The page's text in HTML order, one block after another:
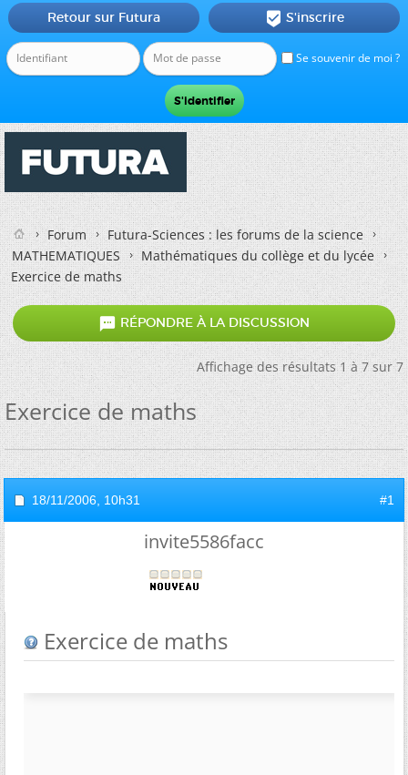
Se souvenir de moi ?
Retour sur Futura  S'inscrire
Forum
Futura-Sciences : les forums de la science
MATHEMATIQUES
Mathématiques du collège et du lycée
Exercice de maths
 RÉPONDRE À LA DISCUSSION
Affichage des résultats 1 à 7 sur 7
Exercice de maths
18/11/2006, 10h31 #1
invite5586facc
Exercice de maths